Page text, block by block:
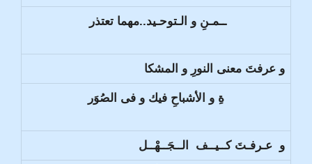
ــمـنِ و الـتوحـيد..مهما تعتذر
و عرفتَ معنى النورِ و المشكا
ةِ و الأشباحِ فيك و فى الصُوَر
و عـرفـتَ كــيــف الــجَــهْــل